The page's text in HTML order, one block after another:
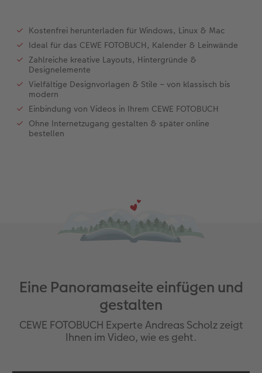
Kostenfrei herunterladen für Windows, Linux & Mac
Ideal für das CEWE FOTOBUCH, Kalender & Leinwände
Zahlreiche kreative Layouts, Hintergründe &
Designelemente
Vielfältige Designvorlagen & Stile – von klassisch bis
modern
Einbindung von Videos in Ihrem CEWE FOTOBUCH
Ohne Internetzugang gestalten & später online
bestellen
Eine Panoramaseite einfügen und
gestalten
CEWE FOTOBUCH Experte Andreas Scholz zeigt
Ihnen im Video, wie es geht.